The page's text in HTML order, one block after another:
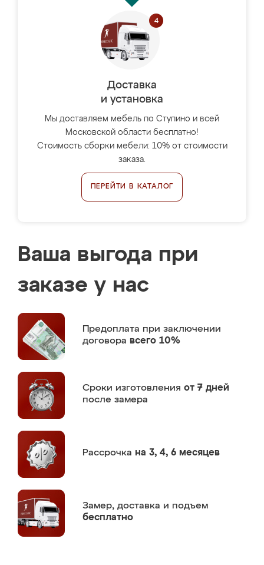
Доставка
и установка
Мы доставляем мебель по Ступино и всей
Московской области бесплатно!
Стоимость сборки мебели: 10% от стоимости
заказа.
ПЕРЕЙТИ В КАТАЛОГ
Ваша выгода при
заказе у нас
Предоплата при заключении
договора всего 10%
Сроки изготовления от 7 дней
после замера
Рассрочка на 3, 4, 6 месяцев
Замер, доставка и подъем
бесплатно